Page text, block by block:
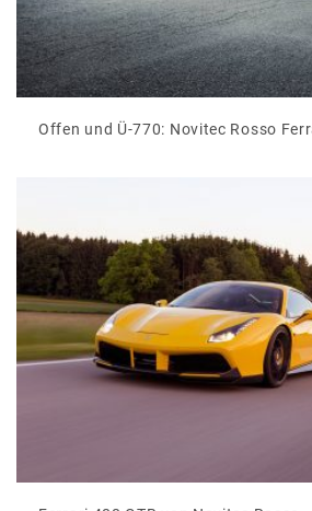
Offen und Ü-770: Novitec Rosso